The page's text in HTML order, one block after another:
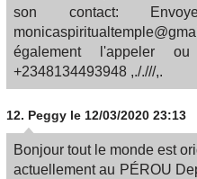
son contact:
également l'appeler
+2348134493948 ,././//,.
12. Peggy le 12/03/2020 23:13
Bonjour tout le monde est
actuellement au PÉROU